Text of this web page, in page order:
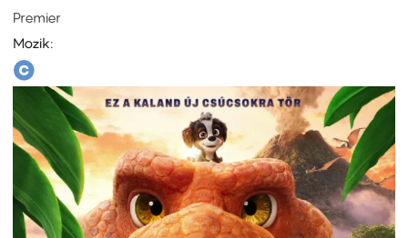
Premier
Mozik: